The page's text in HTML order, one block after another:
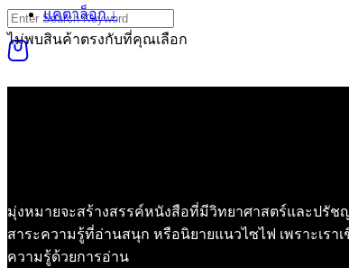
แคตาล็อก ↓
0
Search
for:
ไม่พบสินค้าตรงกับที่คุณเลือก
มุ่งหมายจะสร้างสรรค์หนังสือที่มีวิทยาศาสตร์และปรัช
สาระความรู้ที่อ่านสนุก หรือนิยายแนวไซไฟ เพราะเรา
ความรู้ด้วยการอ่าน